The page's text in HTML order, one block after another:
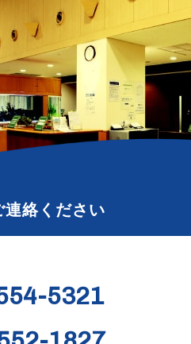
連絡ください
5321